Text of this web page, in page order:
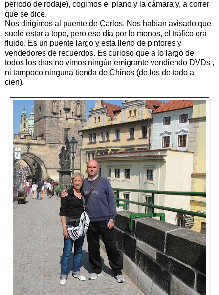
periodo de rodaje), cogimos el plano y la cámara y, a correr
que se dice.
Nos dirigimos al puente de Carlos. Nos habían avisado que
suele estar a tope, pero ese día por lo menos, el tráfico era
fluido. Es un puente largo y esta lleno de pintores y
vendedores de recuerdos. Es curioso que a lo largo de
todos los días no vimos ningún emigrante vendiendo DVDs ,
ni tampoco ninguna tienda de Chinos (de los de todo a
cien).